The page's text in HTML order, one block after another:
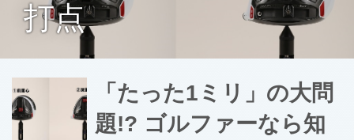
打点
「たった1ミリ」の大問
題!? ゴルファーなら知